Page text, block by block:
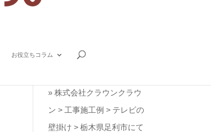
お役立ちコラム
048-757-4535
» 株式会社クラウンクラウ
ン > 工事施工例 > テレビの
壁掛け >栃木県足利市にて